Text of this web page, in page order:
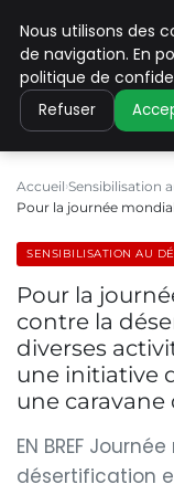
Accueil Sensibilisation
Pour la journée
SENSIBILISATION AU
Pour la
contre la
diverses
une initiative
une caravane
EN BREF
désertification
Nous utilisons des
de navigation. En
politique de
Refuser